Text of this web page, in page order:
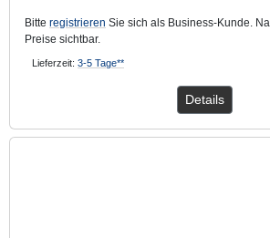
Bitte registrieren Sie sich als Business-Kunde.
Preise sichtbar.
Lieferzeit: 3-5 Tage**
Details